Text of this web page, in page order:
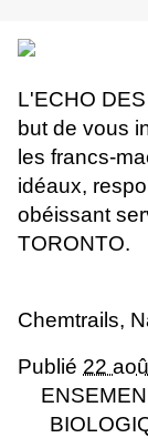
L'ECHO
but de vous
les francs-
idéaux,
obéissant
TORONTO.
Chemtrails,
Publié 22